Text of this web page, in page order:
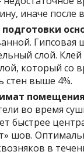
иначе после
подготовки
Гипсовая
слой.
который со
стен выше 4%.
во время
быстрее
шов.
в